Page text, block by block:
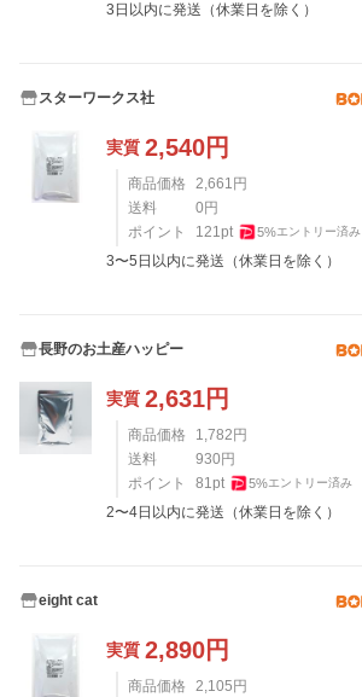
3日以内に発送（休業日を除く）
スターワークス社
実質 2,540円
商品価格 2,661 円
送料
0円
ポイント
121 pt 5%エントリー済み
3〜5日以内に発送（休業日を除く）
長野のお土産ハッピー
実質 2,631円
商品価格 1,782円
送料
930円
ポイント
81 pt 5%エントリー済み
2〜4日以内に発送（休業日を除く）
eight cat
実質 2,890円
商品価格 2,105円